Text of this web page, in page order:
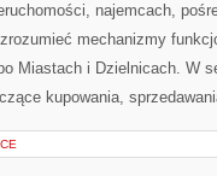
najemcach,
mechanizmy
Miastach i Dzielnicach. W
kupowania,